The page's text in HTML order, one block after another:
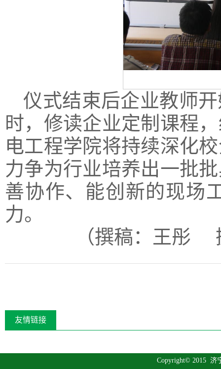
仪式结束后企业教师
时，修读企业定制课程
电工程学院将持续深化
力争为行业培养出一批
善协作、能创新的现场
力。
（撰稿：王彤
友情链接
Copyright© 2015 济